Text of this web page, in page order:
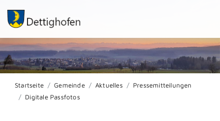
Startseite Gemeinde Aktuelles
Pressemitteilungen
Digitale Passfotos